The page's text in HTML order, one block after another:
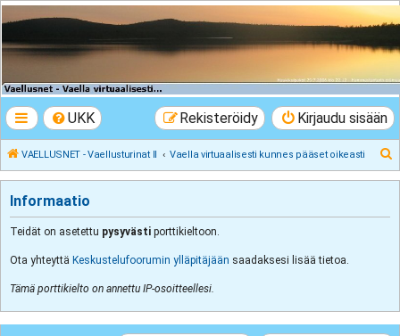
VAELLUSNET -
Vaellusturinat II
UKK Kirjaudu sisään
Rekisteröidy
VAELLUSNET - Vaellusturinat II Vaella virtuaalisesti kunnes pääset oikeasti
Informaatio
Teidät on asetettu pysyvästi porttikieltoon.
Ota yhteyttä Keskustelufoorumin ylläpitäjään saadaksesi lisää tietoa.
Tämä porttikielto on annettu IP-osoitteellesi.